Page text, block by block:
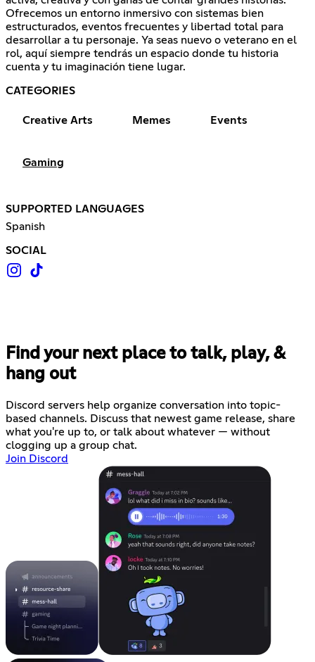
Ofrecemos un entorno inmersivo con sistemas bien
estructurados, eventos frecuentes y libertad total para
desarrollar a tu personaje. Ya seas nuevo o veterano en el
rol, aquí siempre tendrás un espacio donde tu historia
cuenta y tu imaginación tiene lugar.
CATEGORIES
Creative Arts Memes Events
Gaming
SUPPORTED LANGUAGES
Spanish
SOCIAL
Find your next place to talk, play, &
hang out
Discord servers help organize conversation into topic-
based channels. Discuss that newest game release, share
what you're up to, or talk about whatever — without
clogging up a group chat.
Join Discord